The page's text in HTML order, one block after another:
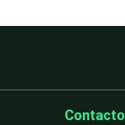
Contacto